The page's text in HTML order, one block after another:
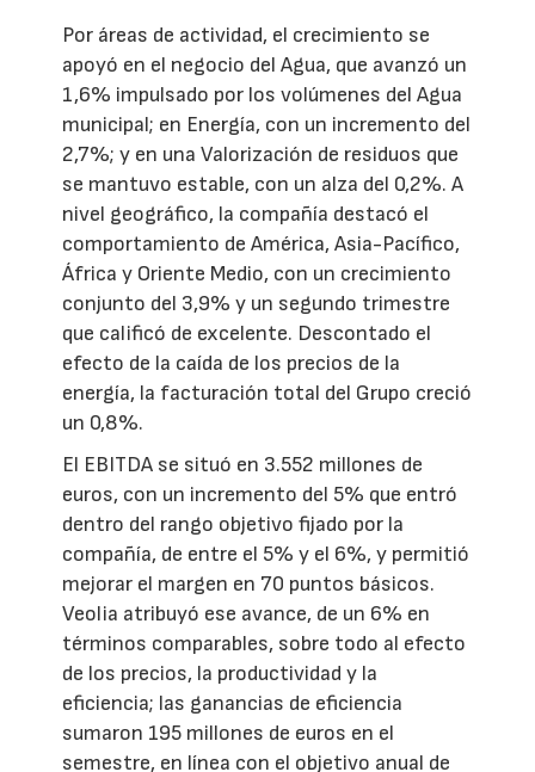
Por áreas de actividad, el crecimiento se
apoyó en el negocio del Agua, que avanzó un
1,6% impulsado por los volúmenes del Agua
municipal; en Energía, con un incremento del
2,7%; y en una Valorización de residuos que
se mantuvo estable, con un alza del 0,2%. A
nivel geográfico, la compañía destacó el
comportamiento de América, Asia-Pacífico,
África y Oriente Medio, con un crecimiento
conjunto del 3,9% y un segundo trimestre
que calificó de excelente. Descontado el
efecto de la caída de los precios de la
energía, la facturación total del Grupo creció
un 0,8%.
El EBITDA se situó en 3.552 millones de
euros, con un incremento del 5% que entró
dentro del rango objetivo fijado por la
compañía, de entre el 5% y el 6%, y permitió
mejorar el margen en 70 puntos básicos.
Veolia atribuyó ese avance, de un 6% en
términos comparables, sobre todo al efecto
de los precios, la productividad y la
eficiencia; las ganancias de eficiencia
sumaron 195 millones de euros en el
semestre, en línea con el objetivo anual de